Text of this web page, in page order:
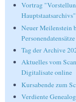
Vortrag
Hauptstaatsarchivs"
Neuer Meilenstein
Personendatensätze
Tag der Archive
Aktuelles vom
Digitalisate online
Kursabende zum
Verdiente